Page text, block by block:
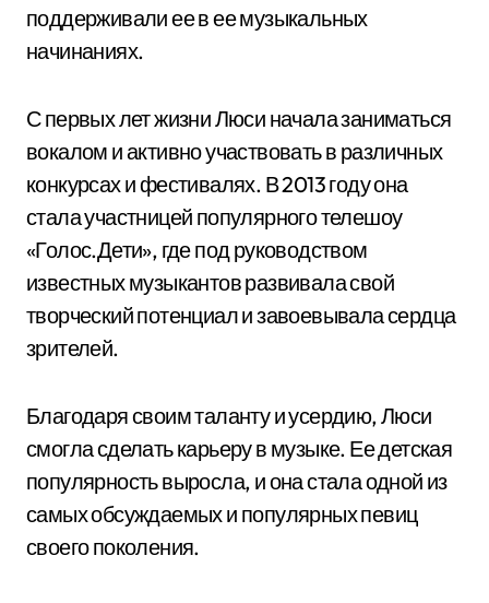
поддерживали ее в ее музыкальных
начинаниях.
С первых лет жизни Люси начала заниматься
вокалом и активно участвовать в различных
конкурсах и фестивалях. В 2013 году она
стала участницей популярного телешоу
«Голос.Дети», где под руководством
известных музыкантов развивала свой
творческий потенциал и завоевывала сердца
зрителей.
Благодаря своим таланту и усердию, Люси
смогла сделать карьеру в музыке. Ее детская
популярность выросла, и она стала одной из
самых обсуждаемых и популярных певиц
своего поколения.